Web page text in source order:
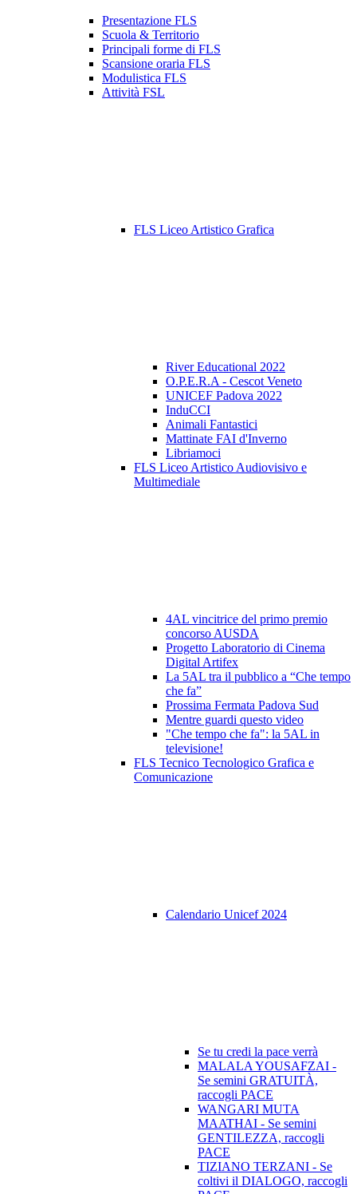
Presentazione FLS
Scuola & Territorio
Principali forme di FLS
Scansione oraria FLS
Modulistica FLS
Attività FSL
FLS Liceo Artistico Grafica
River Educational 2022
O.P.E.R.A - Cescot Veneto
UNICEF Padova 2022
InduCCI
Animali Fantastici
Mattinate FAI d'Inverno
Libriamoci
FLS Liceo Artistico Audiovisivo e
Multimediale
4AL vincitrice del primo premio
concorso AUSDA
Progetto Laboratorio di Cinema
Digital Artifex
La 5AL tra il pubblico a “Che tempo
che fa”
Prossima Fermata Padova Sud
Mentre guardi questo video
"Che tempo che fa": la 5AL in
televisione!
FLS Tecnico Tecnologico Grafica e
Comunicazione
Calendario Unicef 2024
Se tu credi la pace verrà
MALALA YOUSAFZAI -
Se semini GRATUITÀ,
raccogli PACE
WANGARI MUTA
MAATHAI - Se semini
GENTILEZZA, raccogli
PACE
TIZIANO TERZANI - Se
coltivi il DIALOGO, raccogli